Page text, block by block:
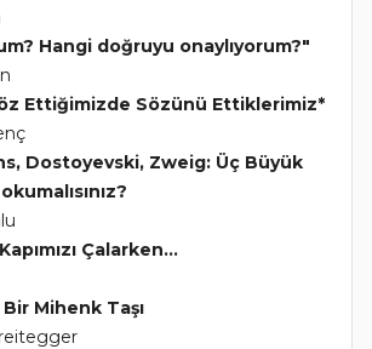
Hangi doğruyu onaylıyorum?"
Ettiğimizde Sözünü Ettiklerimiz*
Dostoyevski, Zweig: Üç Büyük
Çalarken...
Mihenk Taşı